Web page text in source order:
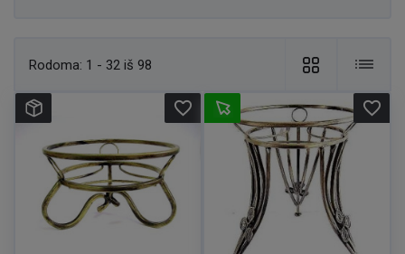
Rodoma: 1 - 32 iš 98
favorite_border favorite_border